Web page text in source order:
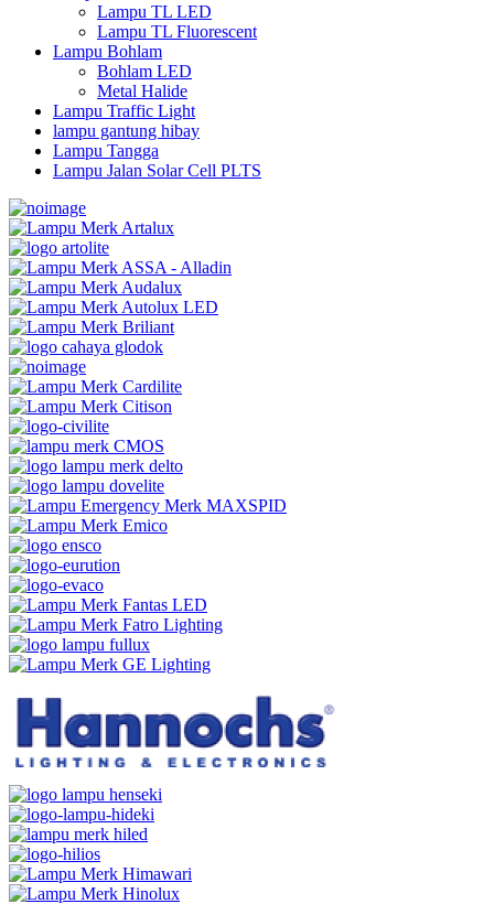
Lampu TL LED
Lampu TL Fluorescent
Lampu Bohlam
Bohlam LED
Metal Halide
Lampu Traffic Light
lampu gantung hibay
Lampu Tangga
Lampu Jalan Solar Cell PLTS